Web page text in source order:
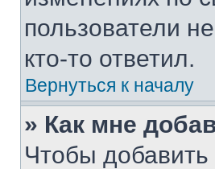
пользователи
кто-то ответил.
Вернуться к началу
» Как мне
Чтобы